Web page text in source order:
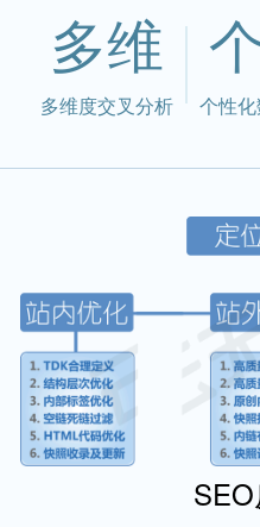
多维
多维度交叉分析 个性